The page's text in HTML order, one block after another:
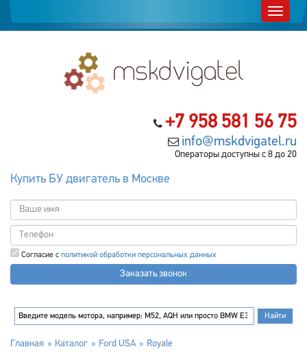
+7 958 581 56 75
info@mskdvigatel.ru
Операторы доступны с 8 до 20
Купить БУ двигатель в Москве
Согласие с политикой обработки персональных данных
Заказать звонок
Главная Каталог Ford USA Royale